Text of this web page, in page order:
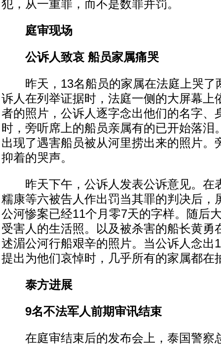
犯，从一重罪，而不是数罪并罚。
庭审现场
公诉人致哀 船员家属痛哭
昨天，13名船员的家属在法庭上哭了
诉人在列举证据时，法庭一侧的大屏幕上
者的照片，公诉人逐字念出他们的名字、
时，旁听席上的船员亲属有的已开始落泪
出现了遇害船员被从河里捞出来的照片。
抑着的哭声。
昨天下午，公诉人发表公诉意见。在
糯康等六被告人作出罚当其罪的判决后，
公河惨案已经11个月零7天的字样。随后
受害人的生活照。以及被杀害的船长黄勇
述湄公河行船艰辛的照片。当公诉人念出
提出为他们哀悼时，几乎所有的家属都在
泰方进展
9名不法军人前期审讯结束
在庭审结束后的发布会上，泰国警察